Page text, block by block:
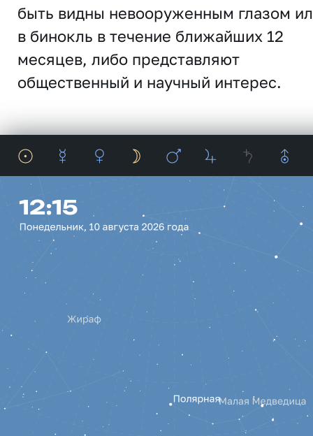
быть видны невооруженным глазом
в бинокль в течение ближайших 12
месяцев, либо представляют
общественный и научный интерес.